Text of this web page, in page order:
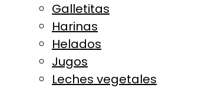
Galletitas
Harinas
Helados
Jugos
Leches vegetales